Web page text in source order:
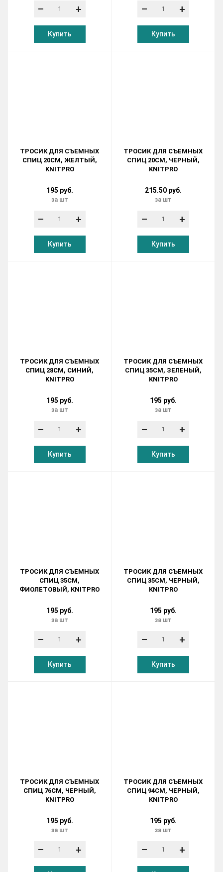
– +
Купить
– +
Купить
ТРОСИК ДЛЯ СЪЕМНЫХ
СПИЦ 20СМ, ЖЕЛТЫЙ,
KNITPRO
195 руб.
за шт
– +
Купить
ТРОСИК ДЛЯ СЪЕМНЫХ
СПИЦ 20СМ, ЧЕРНЫЙ,
KNITPRO
215.50 руб.
за шт
– +
Купить
ТРОСИК ДЛЯ СЪЕМНЫХ
СПИЦ 28СМ, СИНИЙ,
KNITPRO
195 руб.
за шт
– +
Купить
ТРОСИК ДЛЯ СЪЕМНЫХ
СПИЦ 35СМ, ЗЕЛЕНЫЙ,
KNITPRO
195 руб.
за шт
– +
Купить
ТРОСИК ДЛЯ СЪЕМНЫХ
СПИЦ 35СМ,
ФИОЛЕТОВЫЙ, KNITPRO
195 руб.
за шт
– +
Купить
ТРОСИК ДЛЯ СЪЕМНЫХ
СПИЦ 35СМ, ЧЕРНЫЙ,
KNITPRO
195 руб.
за шт
– +
Купить
ТРОСИК ДЛЯ СЪЕМНЫХ
СПИЦ 76СМ, ЧЕРНЫЙ,
KNITPRO
195 руб.
за шт
– +
ТРОСИК ДЛЯ СЪЕМНЫХ
СПИЦ 94СМ, ЧЕРНЫЙ,
KNITPRO
195 руб.
за шт
– +